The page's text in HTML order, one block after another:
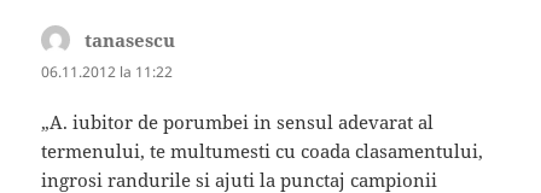
tanasescu
06.11.2012 la 11:22
„A. iubitor de porumbei in sensul adevarat al
termenului, te multumesti cu coada clasamentului,
ingrosi randurile si ajuti la punctaj campionii